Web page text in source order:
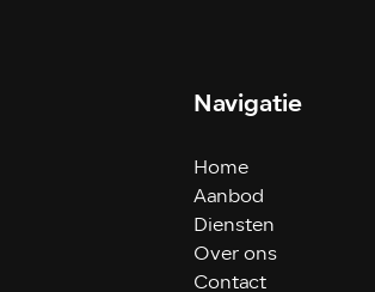
Navigatie
Home
Aanbod
Diensten
Over ons
Contact